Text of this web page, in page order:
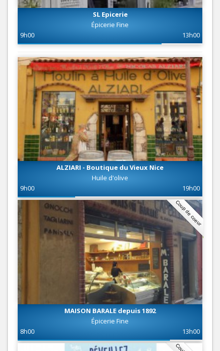
SL Epicerie
Épicerie Fine
9h00
13h00
ALZIARI - Boutique du Vieux Nice
Huile d'olive
9h00
19h00
Coup de coeur
MAISON BARALE depuis 1892
Épicerie Fine
8h00
13h00